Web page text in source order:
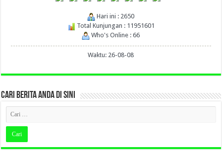
Hari ini : 2650
Total Kunjungan : 11951601
Who's Online : 66
Waktu: 26-08-08
CARI BERITA ANDA DI SINI